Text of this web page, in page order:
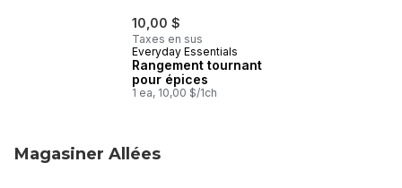
10,00 $
Taxes en sus
Everyday Essentials
Rangement tournant
pour épices
1 ea, 10,00 $/1ch
Magasiner Allées